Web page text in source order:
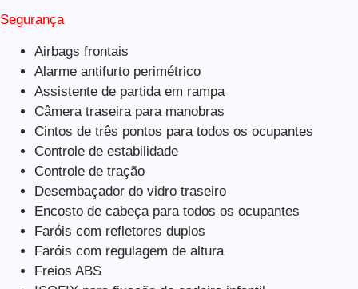
Segurança
Airbags frontais
Alarme antifurto perimétrico
Assistente de partida em rampa
Câmera traseira para manobras
Cintos de três pontos para todos os ocupantes
Controle de estabilidade
Controle de tração
Desembaçador do vidro traseiro
Encosto de cabeça para todos os ocupantes
Faróis com refletores duplos
Faróis com regulagem de altura
Freios ABS